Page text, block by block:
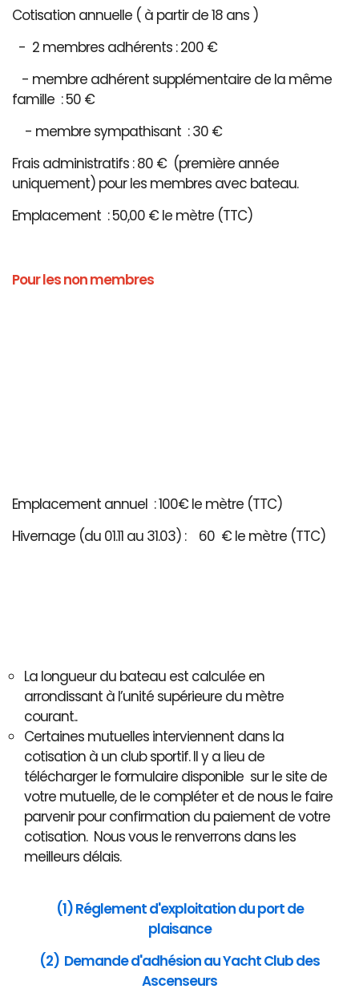
Cotisation annuelle ( à partir de 18 ans )
- 2 membres adhérents : 200 €
- membre adhérent supplémentaire de la même
famille : 50 €
- membre sympathisant : 30 €
Frais administratifs : 80 € (première année
uniquement) pour les membres avec bateau.
Emplacement : 50,00 € le mètre (TTC)
Pour les non membres
Emplacement annuel : 100€ le mètre (TTC)
Hivernage (du 01.11 au 31.03) : 60 € le mètre (TTC)
La longueur du bateau est calculée en
arrondissant à l’unité supérieure du mètre
courant..
Certaines mutuelles interviennent dans la
cotisation à un club sportif. Il y a lieu de
télécharger le formulaire disponible sur le site de
votre mutuelle, de le compléter et de nous le faire
parvenir pour confirmation du paiement de votre
cotisation. Nous vous le renverrons dans les
meilleurs délais.
(1) Réglement d'exploitation du port de
plaisance
(2) Demande d'adhésion au Yacht Club des
Ascenseurs